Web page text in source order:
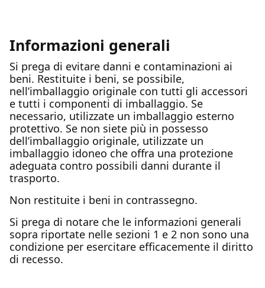
Informazioni generali
Si prega di evitare danni e contaminazioni ai
beni. Restituite i beni, se possibile,
nell’imballaggio originale con tutti gli accessori
e tutti i componenti di imballaggio. Se
necessario, utilizzate un imballaggio esterno
protettivo. Se non siete più in possesso
dell’imballaggio originale, utilizzate un
imballaggio idoneo che offra una protezione
adeguata contro possibili danni durante il
trasporto.
Non restituite i beni in contrassegno.
Si prega di notare che le informazioni generali
sopra riportate nelle sezioni 1 e 2 non sono una
condizione per esercitare efficacemente il diritto
di recesso.